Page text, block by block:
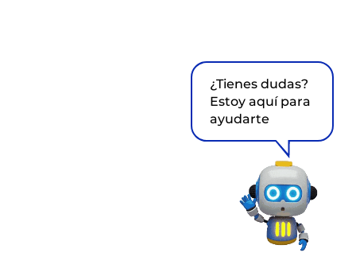
¿Tienes dudas?
Estoy aquí para
ayudarte